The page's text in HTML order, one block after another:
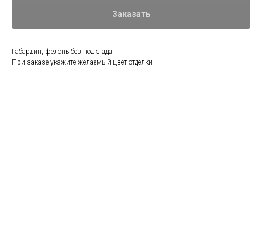
Заказать
Габардин, фелонь без подклада
При заказе укажите желаемый цвет отделки